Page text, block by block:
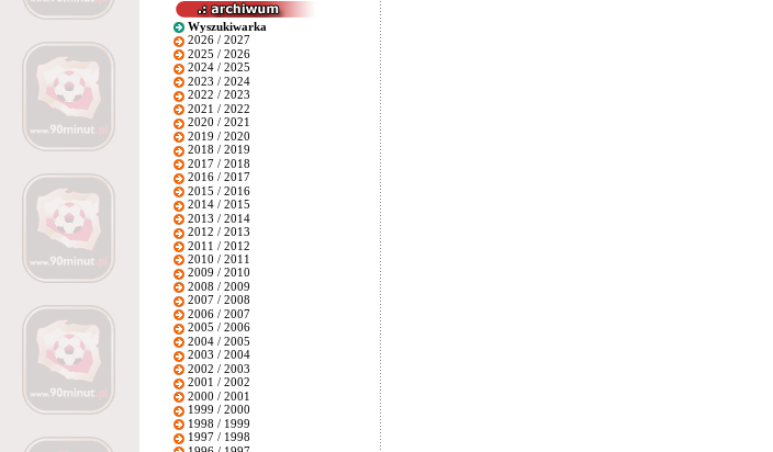
Wyszukiwarka
2026 / 2027
2025 / 2026
2024 / 2025
2023 / 2024
2022 / 2023
2021 / 2022
2020 / 2021
2019 / 2020
2018 / 2019
2017 / 2018
2016 / 2017
2015 / 2016
2014 / 2015
2013 / 2014
2012 / 2013
2011 / 2012
2010 / 2011
2009 / 2010
2008 / 2009
2007 / 2008
2006 / 2007
2005 / 2006
2004 / 2005
2003 / 2004
2002 / 2003
2001 / 2002
2000 / 2001
1999 / 2000
1998 / 1999
1997 / 1998